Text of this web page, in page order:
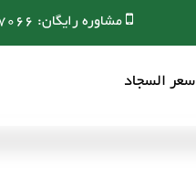
مشاوره رایگان:
سعر السجاد